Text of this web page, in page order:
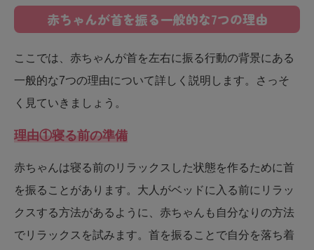
赤ちゃんが首を振る一般的な7つの理由
ここでは、赤ちゃんが首を左右に振る行動の背景にある
一般的な7つの理由について詳しく説明します。さっそ
く見ていきましょう。
理由①寝る前の準備
赤ちゃんは寝る前のリラックスした状態を作るために首
を振ることがあります。大人がベッドに入る前にリラッ
クスする方法があるように、赤ちゃんも自分なりの方法
でリラックスを試みます。首を振ることで自分を落ち着